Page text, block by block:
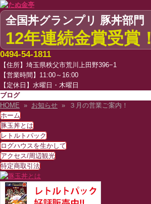
全国丼グランプリ 豚丼部門
12年連続金賞受賞！
0494-54-1811
【住所】埼玉県秩父市荒川上田野396−1
【営業時間】11:00～16:00
【定休日】水曜日・木曜日
ブログ
HOME » お知らせ » ３月の営業ご案内！
ホーム
豚玉丼とは
レトルトパック
ログハウスを生かして
アクセス/周辺観光
特定商取引法